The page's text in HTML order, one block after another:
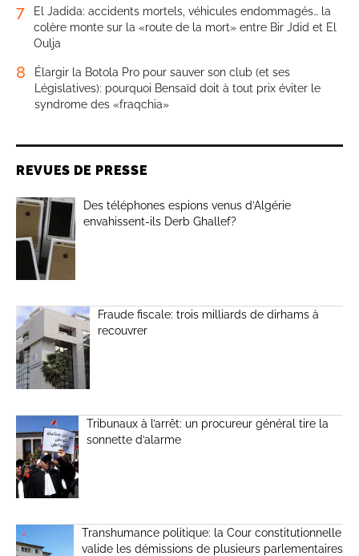
7
El Jadida: accidents mortels, véhicules endommagés… la
colère monte sur la «route de la mort» entre Bir Jdid et El
Oulja
8
Élargir la Botola Pro pour sauver son club (et ses
Législatives): pourquoi Bensaïd doit à tout prix éviter le
syndrome des «fraqchia»
REVUES DE PRESSE
Des téléphones espions venus d’Algérie
envahissent-ils Derb Ghallef?
Fraude fiscale: trois milliards de dirhams à
recouvrer
Tribunaux à l’arrêt: un procureur général tire la
sonnette d’alarme
Transhumance politique: la Cour constitutionnelle
valide les démissions de plusieurs parlementaires